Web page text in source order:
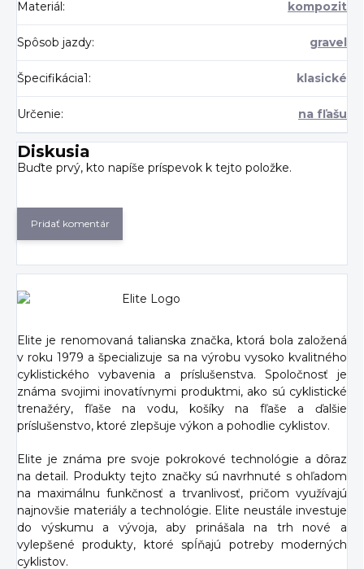
Materiál : kompozit
Spôsob jazdy: gravel
Špecifikácia1 : klasické
Určenie: na fľašu
Diskusia
Buďte prvý, kto napíše príspevok k tejto položke.
Pridať komentár
Elite je renomovaná talianska značka, ktorá bola založená
v roku 1979 a špecializuje sa na výrobu vysoko kvalitného
cyklistického vybavenia a príslušenstva. Spoločnosť je
známa svojimi inovatívnymi produktmi, ako sú cyklistické
trenažéry, fľaše na vodu, košíky na fľaše a ďalšie
príslušenstvo, ktoré zlepšuje výkon a pohodlie cyklistov.
Elite je známa pre svoje pokrokové technológie a dôraz
na detail. Produkty tejto značky sú navrhnuté s ohľadom
na maximálnu funkčnosť a trvanlivosť, pričom využívajú
najnovšie materiály a technológie. Elite neustále investuje
do výskumu a vývoja, aby prinášala na trh nové a
vylepšené produkty, ktoré spĺňajú potreby moderných
cyklistov.